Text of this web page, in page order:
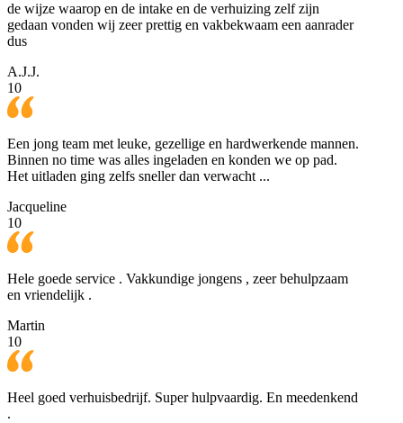
de wijze waarop en de intake en de verhuizing zelf zijn
gedaan vonden wij zeer prettig en vakbekwaam een aanrader
dus
A.J.J.
10
Een jong team met leuke, gezellige en hardwerkende mannen.
Binnen no time was alles ingeladen en konden we op pad.
Het uitladen ging zelfs sneller dan verwacht ...
Jacqueline
10
Hele goede service . Vakkundige jongens , zeer behulpzaam
en vriendelijk .
Martin
10
Heel goed verhuisbedrijf. Super hulpvaardig. En meedenkend
.